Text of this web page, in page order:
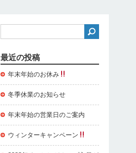
最近の投稿
年末年始のお休み
冬季休業のお知らせ
年末年始の営業日のご案内
ウィンターキャンペーン